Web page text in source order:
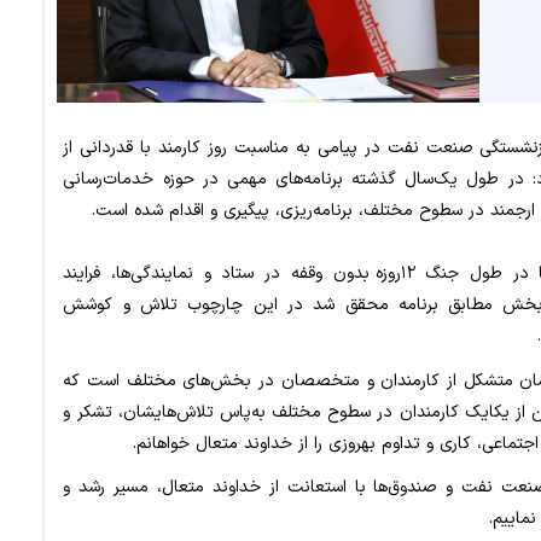
صنعت نفت در پیامی به مناسبت روز کارمند با قدردانی از
در طول یک‌سال گذشته برنامه‌های مهمی در حوزه خدمات‌رسانی
در سطوح مختلف، برنامه‌ریزی، پیگیری و اقدام شده است.
در نمونه اخیر کارکنان و کارمندان مجموعه صندوق‌ها در طول جنگ ۱۲روزه بدون وقفه در ستاد و نمایندگی‌ها، فرایند
بخش مطابق برنامه محقق شد در این چارچوب تلاش و کوشش
متشکل از کارمندان و متخصصان در بخش‌های مختلف است که
از یکایک کارمندان در سطوح مختلف به‌پاس تلاش‌هایشان، تشکر و
کاری و تداوم بهروزی را از خداوند متعال خواهانم.
نفت و صندوق‌ها با استعانت از خداوند متعال، مسیر رشد و